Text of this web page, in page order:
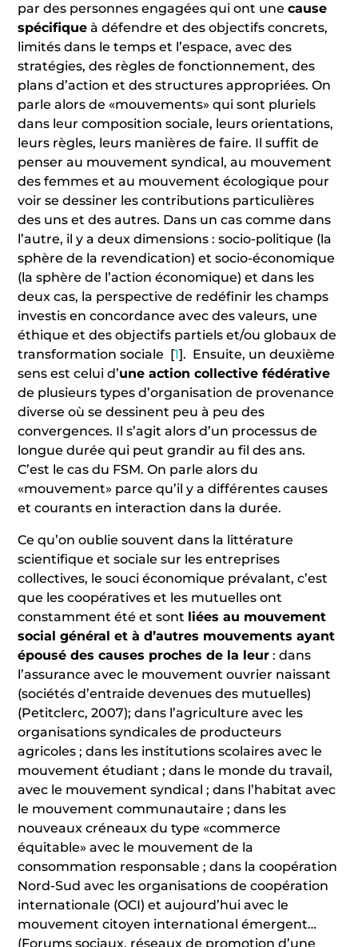
par des personnes engagées qui ont unecause
spécifique à défendre et des objectifs concrets,
limités dans le temps et l’espace, avec des
stratégies, des règles de fonctionnement, des
plans d’action et des structures appropriées. On
parle alors de «mouvements» qui sont pluriels
dans leur composition sociale, leurs orientations,
leurs règles, leurs manières de faire. Il suffit de
penser au mouvement syndical, au mouvement
des femmes et au mouvement écologique pour
voir se dessiner les contributions particulières
des uns et des autres. Dans un cas comme dans
l’autre, il y a deux dimensions : socio-politique (la
sphère de la revendication) et socio-économique
(la sphère de l’action économique) et dans les
deux cas, la perspective de redéfinir les champs
investis en concordance avec des valeurs, une
éthique et des objectifs partiels et/ou globaux de
transformation sociale [1]. Ensuite, un deuxième
sens est celui d’une action collective fédérative
de plusieurs types d’organisation de provenance
diverse où se dessinent peu à peu des
convergences. Il s’agit alors d’un processus de
longue durée qui peut grandir au fil des ans.
C’est le cas du FSM. On parle alors du
«mouvement» parce qu’il y a différentes causes
et courants en interaction dans la durée.
Ce qu’on oublie souvent dans la littérature
scientifique et sociale sur les entreprises
collectives, le souci économique prévalant, c’est
que les coopératives et les mutuelles ont
constamment été et sont liées au mouvement
social général et à d’autres mouvements ayant
épousé des causes proches de la leur : dans
l’assurance avec le mouvement ouvrier naissant
(sociétés d’entraide devenues des mutuelles)
(Petitclerc, 2007); dans l’agriculture avec les
organisations syndicales de producteurs
agricoles ; dans les institutions scolaires avec le
mouvement étudiant ; dans le monde du travail,
avec le mouvement syndical ; dans l’habitat avec
le mouvement communautaire ; dans les
nouveaux créneaux du type «commerce
équitable» avec le mouvement de la
consommation responsable ; dans la coopération
Nord-Sud avec les organisations de coopération
internationale (OCI) et aujourd’hui avec le
mouvement citoyen international émergent…
(Forums sociaux, réseaux de promotion d’une